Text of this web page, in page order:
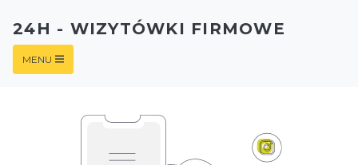
24H - WIZYTÓWKI FIRMOWE
MENU